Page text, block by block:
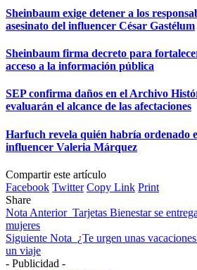
Sheinbaum exige detener a los
asesinato del influencer César Gastélum
Sheinbaum firma decreto para
acceso a la información pública
SEP confirma daños en el Archivo
evaluarán el alcance de las afectaciones
Harfuch revela quién habría ordenado
influencer Valeria Márquez
Compartir este artículo
Facebook Twitter Copy Link Print
Share
Nota Anterior Tarjetas Bienestar se
mujeres
Siguiente Nota ¿Te urgen unas
un viaje
- Publicidad -